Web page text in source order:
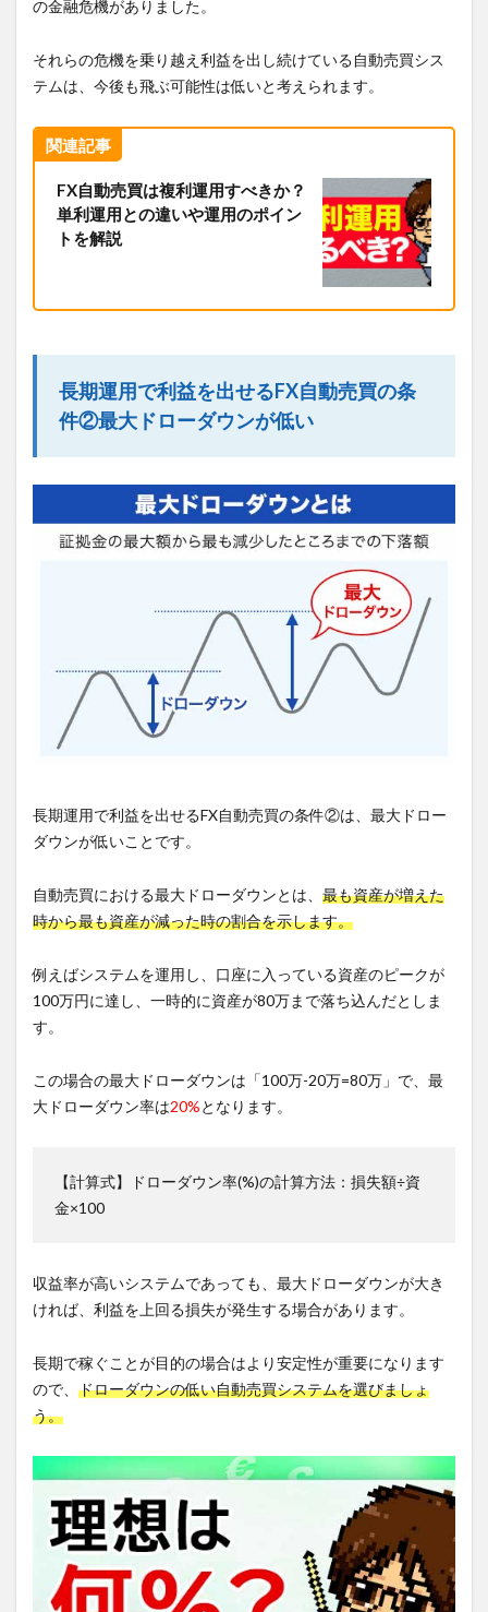
の金融危機がありました。
それらの危機を乗り越え利益を出し続けている自動売買シス
テムは、今後も飛ぶ可能性は低いと考えられます。
関連記事
FX自動売買は複利運用すべきか？
単利運用との違いや運用のポイン
トを解説
長期運用で利益を出せるFX自動売買の条
件②最大ドローダウンが低い
長期運用で利益を出せるFX自動売買の条件②は、最大ドロー
ダウンが低いことです。
自動売買における最大ドローダウンとは、 最も資産が増えた
時から最も資産が減った時の割合を示します。
例えばシステムを運用し、口座に入っている資産のピークが
100万円に達し、一時的に資産が80万まで落ち込んだとしま
す。
この場合の最大ドローダウンは「100万-20万=80万」で、最
大ドローダウン率は20%となります。
【計算式】ドローダウン率(%)の計算方法：損失額÷資
金×100
収益率が高いシステムであっても、最大ドローダウンが大き
ければ、利益を上回る損失が発生する場合があります。
長期で稼ぐことが目的の場合はより安定性が重要になります
ので、 ドローダウンの低い自動売買システムを選びましょ
う。